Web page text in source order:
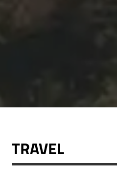
TRAVEL